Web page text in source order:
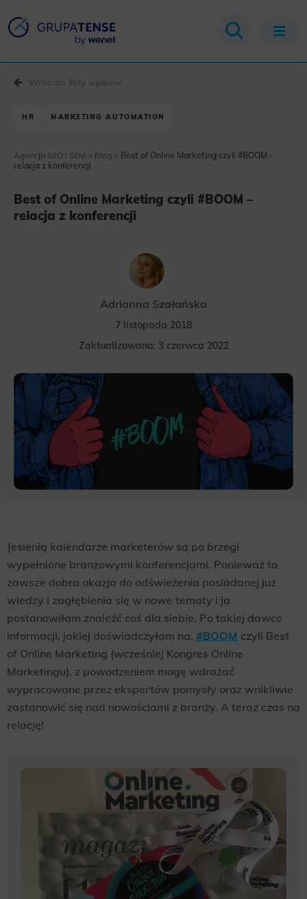
HR MARKETING AUTOMATION
Agencja SEO i SEM > Blog > Best of Online Marketing czyli #BOOM –
relacja z konferencji
Best of Online Marketing czyli #BOOM –
relacja z konferencji
Adrianna Szałańska
7 listopada 2018
Zaktualizowano: 3 czerwca 2022
Jesienią kalendarze marketerów są po brzegi
wypełnione branżowymi konferencjami. Ponieważ to
zawsze dobra okazja do odświeżenia posiadanej już
wiedzy i zagłębienia się w nowe tematy i ja
postanowiłam znaleźć coś dla siebie. Po takiej dawce
informacji, jakiej doświadczyłam na, #BOOM czyli Best
of Online Marketing (wcześniej Kongres Online
Marketingu), z powodzeniem mogę wdrażać
wypracowane przez ekspertów pomysły oraz wnikliwie
zastanowić się nad nowościami z branży. A teraz czas na
relację!